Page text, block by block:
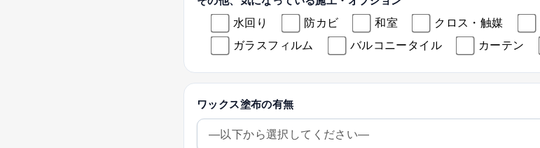
水回り 防カビ 和室 クロス・触媒
ガラスフィルム
バルコニータイル カーテン
ワックス塗布の有無